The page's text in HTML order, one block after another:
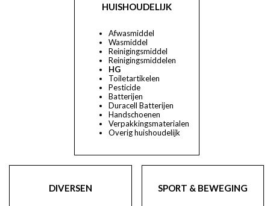
HUISHOUDELIJK
Afwasmiddel
Wasmiddel
Reinigingsmiddel
Reinigingsmiddelen
HG
Toiletartikelen
Pesticide
Batterijen
Duracell Batterijen
Handschoenen
Verpakkingsmaterialen
Overig huishoudelijk
DIVERSEN SPORT & BEWEGING